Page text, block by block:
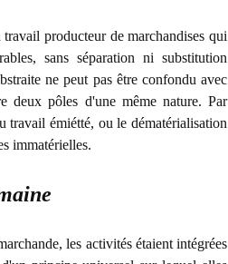
producteur de marchandises qui
sans séparation ni substitution
ne peut pas être confondu avec
deux pôles d'une même nature. Par
travail émiétté, ou le dématérialisation
immatérielles.
les activités étaient intégrées